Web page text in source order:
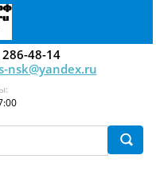
48-14
nsk@yandex.ru